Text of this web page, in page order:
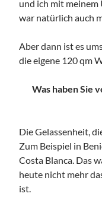
und ich mit meinem
war natürlich auch
Aber dann ist es
die eigene 120 qm
Was haben Sie
Die Gelassenheit,
Zum Beispiel in
Costa Blanca. Das
heute nicht mehr
ist.